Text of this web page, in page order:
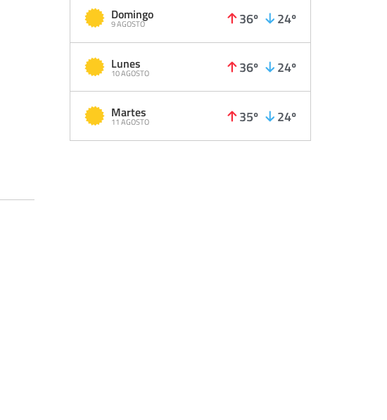
Domingo
9 AGOSTO 36º 24º
Lunes
10 AGOSTO 36º 24º
Martes
11 AGOSTO 35º 24º